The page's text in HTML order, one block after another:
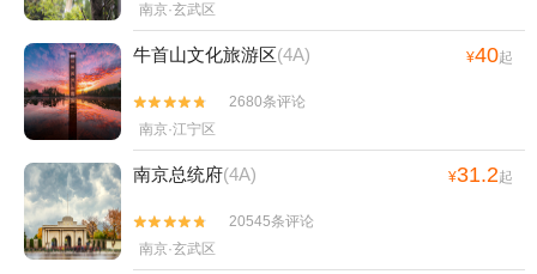
南京·玄武区
牛首山文化旅游区(4A) ¥40起


2680条评论
南京·江宁区
南京总统府(4A) ¥31.2起


20545条评论
南京·玄武区